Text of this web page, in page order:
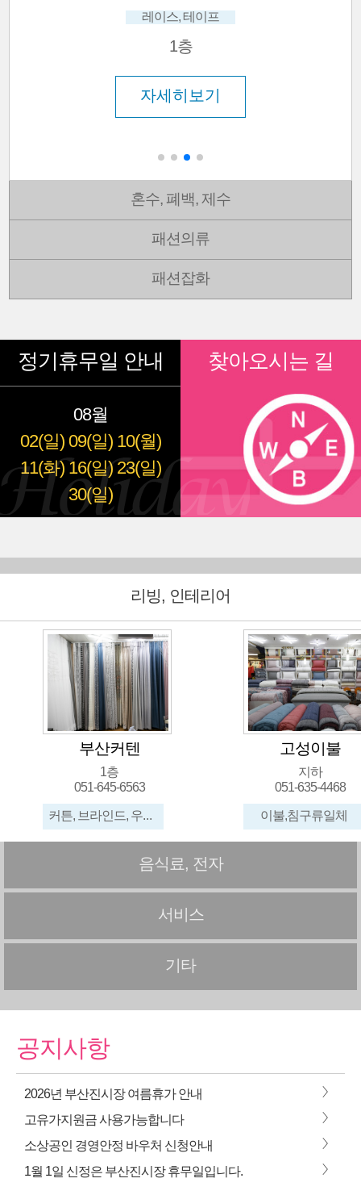
레이스, 테이프
1층
자세히보기
혼수, 폐백, 제수
패션의류
패션잡화
정기휴무일 안내
08월
02(일) 09(일) 10(월)
11(화) 16(일) 23(일)
30(일)
찾아오시는 길
리빙, 인테리어
부산커텐
1층
051-645-6563
커튼, 브라인드, 우드브라인드, 암막
고성이불
지하
051-635-4468
이불,침구류일체
음식료, 전자
서비스
기타
공지사항
2026년 부산진시장 여름휴가 안내 >
고유가지원금 사용가능합니다 >
소상공인 경영안정 바우처 신청안내 >
1월 1일 신정은 부산진시장 휴무일입니다. >